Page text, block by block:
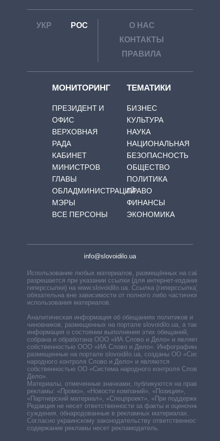
УКР РОС
О НАС
КОНТАКТЫ
ПРАВИЛА
МОНИТОРИНГ
ПРЕЗИДЕНТ И
ОФИС
ВЕРХОВНАЯ
РАДА
КАБИНЕТ
МИНИСТРОВ
ГЛАВЫ
ОБЛАДМИНИСТРАЦИЙ
МЭРЫ
ВСЕ ПЕРСОНЫ
ТЕМАТИКИ
БИЗНЕС
КУЛЬТУРА
НАУКА
НАЦИОНАЛЬНАЯ
БЕЗОПАСНОСТЬ
ОБЩЕСТВО
ПОЛИТИКА
ПРАВО
ФИНАНСЫ
ЭКОНОМИКА
info@slovoidilo.ua
Использование любых материалов, размещённых на сайте,
разрешается при указании ссылки (для интернет-изданий —
гиперссылки) на www.slovoidilo.ua. Ссылка (гиперссылка)
обязательна вне зависимости от полного либо частичного
использования материалов.
Аналитическая информация об обещаниях политиков и
чиновников, размещенных на портале slovoidilo.ua, а также
информация о состоянии выполнения этих обещаний,
собрана и обработана ООО «ИА Слово и Дело» и является
собственностью ООО «ИА Слово и Дело». Инфографики,
размещенные на портале slovoidilo.ua, созданы ОО «Система
народного контроля Слово и Дело» и являются
собственностью ОО «Система народного контроля Слово и
Дело».
Материалы, отмеченные значками, публикуются на правах
рекламы: «Промо», «Новости компаний», «Позиция»,
«Партнерский материал», «Спецпроект», «При поддержке».
Редакция не несет ответственности за факты и оценочные
суждения, обнародованные в рекламных материалах.
Согласно украинскому законодательству ответственность за
содержание рекламы несет рекламодатель.